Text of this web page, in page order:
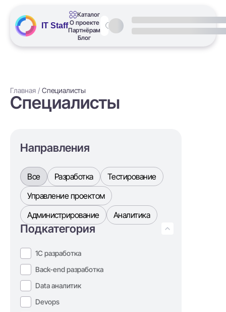
IT Staff
Каталог
О проекте
Партнёрам
Блог
Главная Специалисты
Специалисты
Направления
Все Разработка
Тестирование
Управление проектом
Администрирование
Аналитика
Подкатегория
1С разработка
Back-end разработка
Data аналитик
Devops